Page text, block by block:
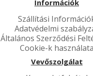
Információk
Szállítási
Adatvédelmi
Általános Szerződési
Cookie-k használata
Vevőszolgálat